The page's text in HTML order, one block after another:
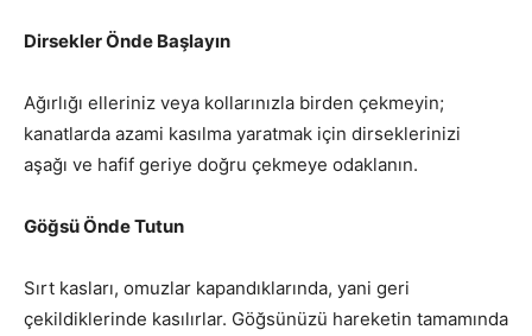
Dirsekler Önde Başlayın
Ağırlığı elleriniz veya kollarınızla birden çekmeyin;
kanatlarda azami kasılma yaratmak için dirseklerinizi
aşağı ve hafif geriye doğru çekmeye odaklanın.
Göğsü Önde Tutun
Sırt kasları, omuzlar kapandıklarında, yani geri
çekildiklerinde kasılırlar. Göğsünüzü hareketin tamamında